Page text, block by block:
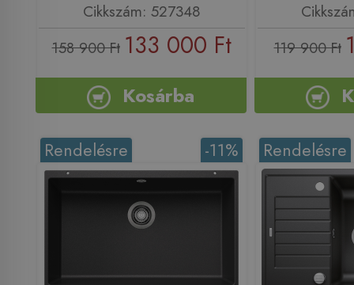
Cikkszám: 527348
158 900 Ft 133 000 Ft
Kosárba
119 900 Ft
-11%
Rendelésre Rendelésre